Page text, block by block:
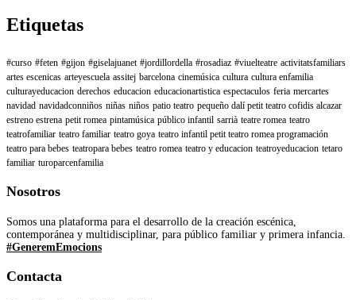
Etiquetas
#curso #feten #gijon #giselajuanet #jordillordella #rosadiaz #viuelteatre activitatsfamiliars
artes escenicas arteyescuela assitej barcelona cinemúsica cultura cultura enfamilia
culturayeducacion derechos educacion educacionartistica espectaculos feria mercartes
navidad navidadconniños niñas niños patio teatro pequeño dalí petit teatro cofidis alcazar
estreno estrena petit romea pintamúsica público infantil sarrià teatre romea teatro
teatrofamiliar teatro familiar teatro goya teatro infantil petit teatro romea programación
teatro para bebes teatropara bebes teatro romea teatro y educacion teatroyeducacion tetaro
familiar turoparcenfamilia
Nosotros
Somos una plataforma para el desarrollo de la creación escénica,
contemporánea y multidisciplinar, para público familiar y primera infancia.
#GeneremEmocions
Contacta